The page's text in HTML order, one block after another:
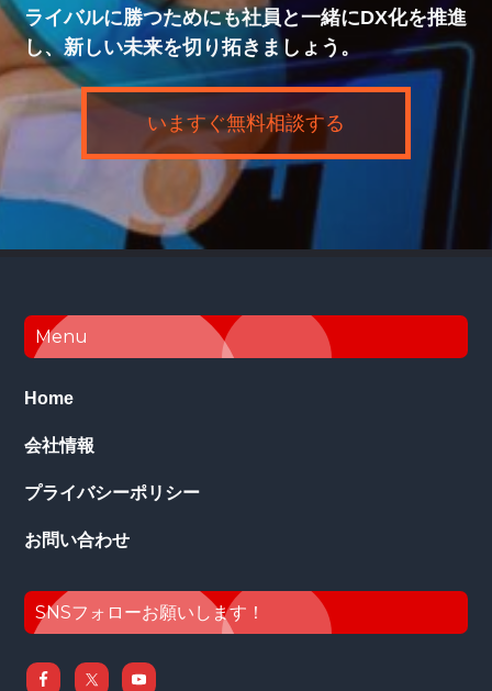
ライバルに勝つためにも社員と一緒にDX化を推進
し、新しい未来を切り拓きましょう。
いますぐ無料相談する
Footer
Menu
Home
会社情報
プライバシーポリシー
お問い合わせ
SNSフォローお願いします！